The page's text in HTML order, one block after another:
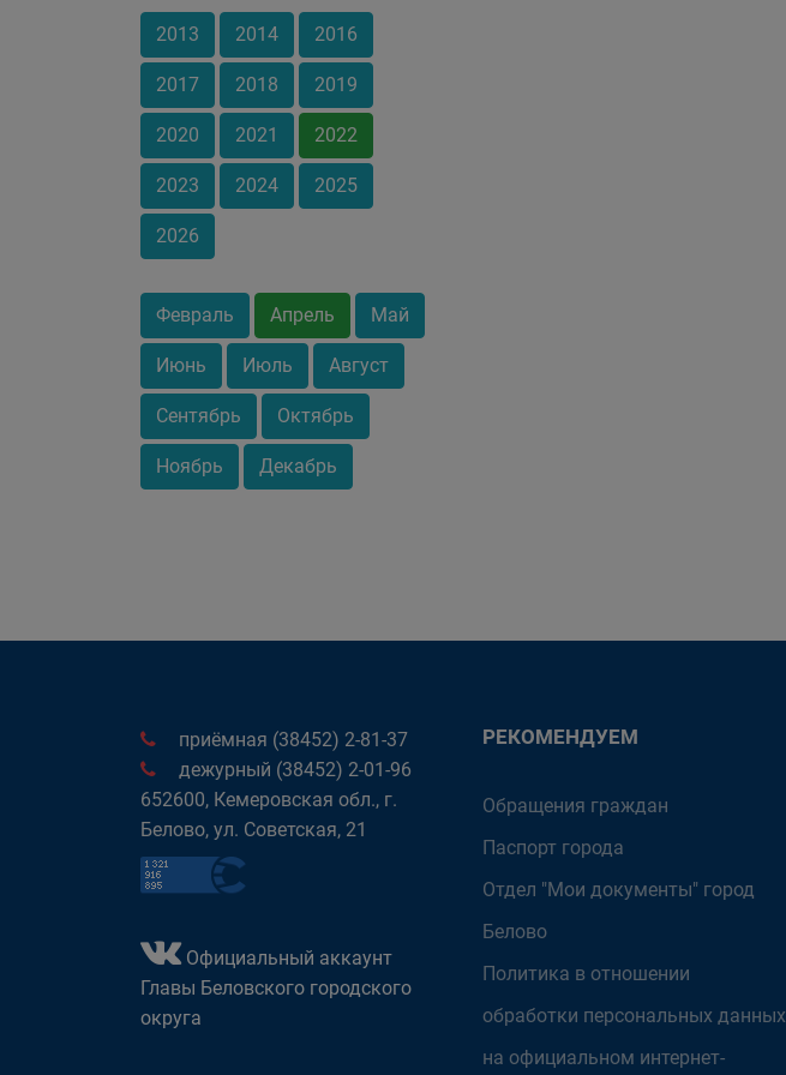
2013 2014 2016
2017 2018 2019
2020 2021 2022
2023 2024 2025
2026
Февраль Апрель Май
Июнь Июль Август
Сентябрь Октябрь
Ноябрь Декабрь
приёмная (38452) 2-81-37
дежурный (38452) 2-01-96
652600, Кемеровская обл., г.
Белово, ул. Советская, 21
Официальный аккаунт
Главы Беловского городского
округа
РЕКОМЕНДУЕМ
Обращения граждан
Паспорт города
Отдел "Мои документы" город
Белово
Политика в отношении
обработки персональных данных
на официальном интернет-